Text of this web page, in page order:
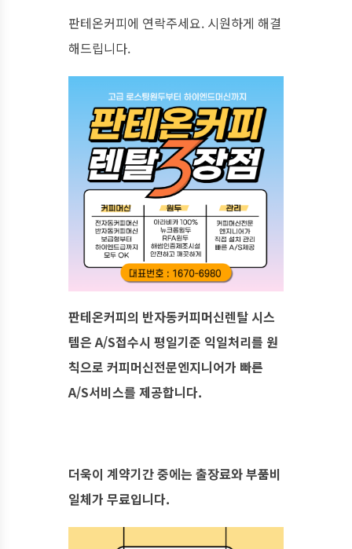
​판테온커피에 연락주세요. 시원하게 해결
해드립니다.
판테온커피의 반자동커피머신렌탈 시스
템은 A/S접수시 평일기준 익일처리를 원
칙으로 커피머신전문엔지니어가 빠른
A/S서비스를 제공합니다.
​더욱이 계약기간 중에는 출장료와 부품비
일체가 무료입니다.